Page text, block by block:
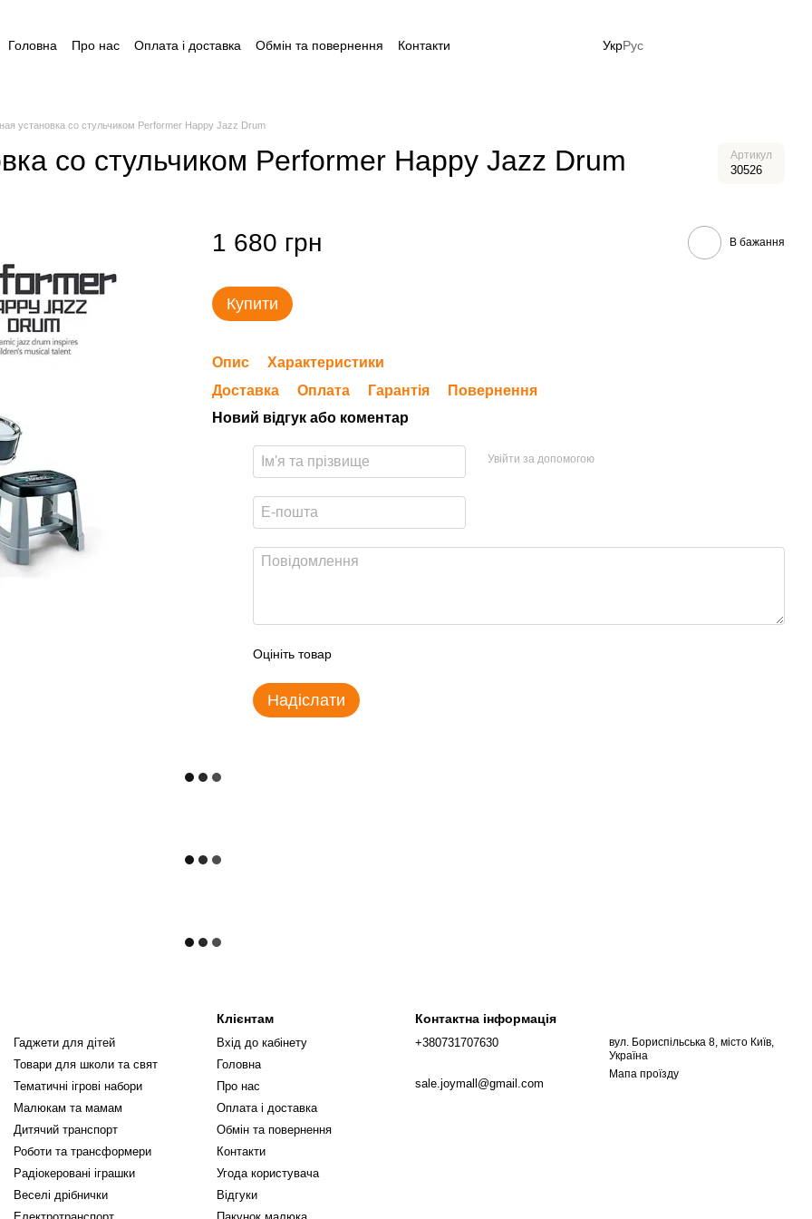
Головна Про нас Оплата і доставка Обмін та повернення
Контакти
УкрРус
установка со стульчиком Performer Happy Jazz Drum
со стульчиком Performer Happy Jazz Drum Артикул
30526
1 680 грн В бажання
Купити
Опис
Характеристики
Доставка
Оплата Гарантія
Повернення
Новий відгук або коментар
Увійти за допомогою
Оцініть товар
Надіслати
Гаджети для дітей
Товари для школи та свят
Тематичні ігрові набори
Малюкам та мамам
Дитячий транспорт
Роботи та трансформери
Радіокеровані іграшки
Веселі дрібнички
Клієнтам
Вхід до кабінету
Головна
Про нас
Оплата і доставка
Обмін та повернення
Контакти
Угода користувача
Відгуки
Контактна інформація
+380731707630
sale.joymall@gmail.com
вул. Бориспільська 8, місто Київ,
Україна
Мапа проїзду